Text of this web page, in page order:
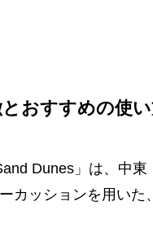
おすすめの使
Dunes」は、中東
カッションを用いた